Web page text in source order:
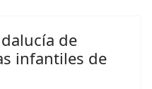
de
infantiles de